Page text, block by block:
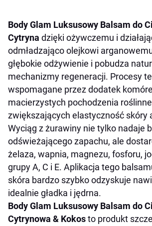
Body Glam Luksusowy Balsam do
Cytryna dzięki ożywczemu i
odmładzająco olejkowi
głębokie odżywienie i pobudza
mechanizmy regeneracji. Procesy
wspomagane przez dodatek
macierzystych pochodzenia
zwiększających elastyczność skóry
Wyciąg z żurawiny nie tylko nadaje
odświeżającego zapachu, ale
żelaza, wapnia, magnezu, fosforu,
grupy A, C i E. Aplikacja tego
skóra bardzo szybko odzyskuje
idealnie gładka i jędrna.
Body Glam Luksusowy Balsam do
Cytrynowa & Kokosto produkt